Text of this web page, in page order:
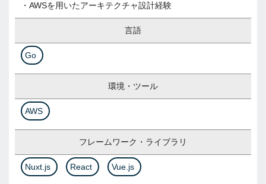
・AWSを用いたアーキテクチャ設計経験
言語
Go
環境・ツール
AWS
フレームワーク・ライブラリ
Nuxt.js React Vue.js